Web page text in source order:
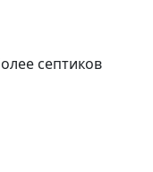
септиков